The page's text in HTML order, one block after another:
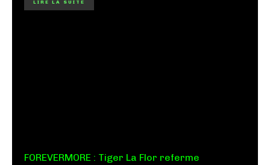
LIRE LA SUITE
FOREVERMORE : Tiger La Flor referme